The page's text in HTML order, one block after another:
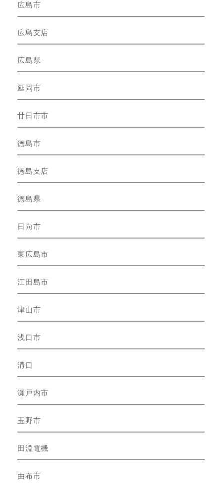
広島市
広島支店
広島県
延岡市
廿日市市
徳島市
徳島支店
徳島県
日向市
東広島市
江田島市
津山市
浅口市
溝口
瀬戸内市
玉野市
田淵電機
由布市